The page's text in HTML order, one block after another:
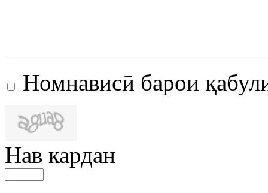
Номнависӣ барои
Нав кардан